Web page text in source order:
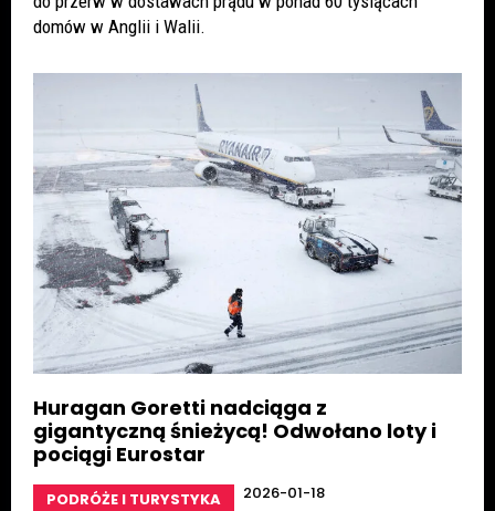
domów w Anglii i Walii.
Huragan Goretti nadciąga z
gigantyczną śnieżycą! Odwołano loty i
pociągi Eurostar
PODRÓŻE I TURYSTYKA 2026-01-18